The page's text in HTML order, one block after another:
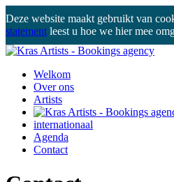
Deze website maakt gebruikt van
statement leest u hoe we hier mee
Welkom
Over ons
Artists
internationaal
Agenda
Contact